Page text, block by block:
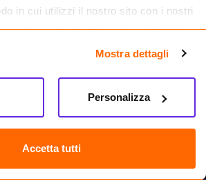
in cui utilizzi il nostro sito con i nostri
di analisi dei dati web, pubblicità e
fornito loro o che hanno raccolto dal
Mostra dettagli
Accetta tutti
Personalizza
REA: NA-884088
Marinare 128, 80147 Napoli